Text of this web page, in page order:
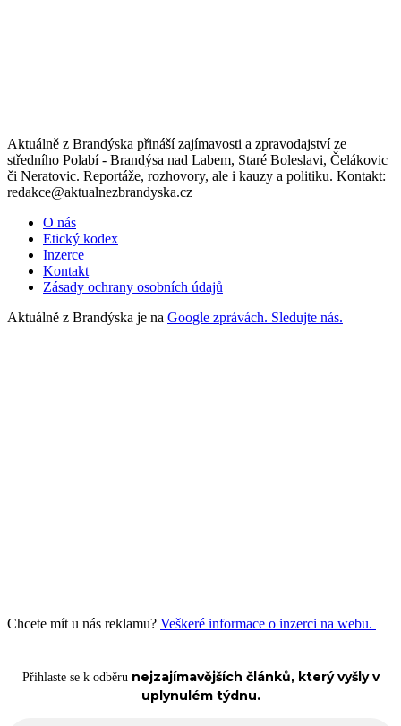
Aktuálně z Brandýska přináší zajímavosti a zpravodajství ze
středního Polabí - Brandýsa nad Labem, Staré Boleslavi, Čelákovic
či Neratovic. Reportáže, rozhovory, ale i kauzy a politiku. Kontakt:
redakce@aktualnezbrandyska.cz
O nás
Etický kodex
Inzerce
Kontakt
Zásady ochrany osobních údajů
Aktuálně z Brandýska je na Google zprávách. Sledujte nás.
Chcete mít u nás reklamu? Veškeré informace o inzerci na webu.
Přihlaste se k odběru nejzajímavějších článků, který vyšly v
uplynulém týdnu.